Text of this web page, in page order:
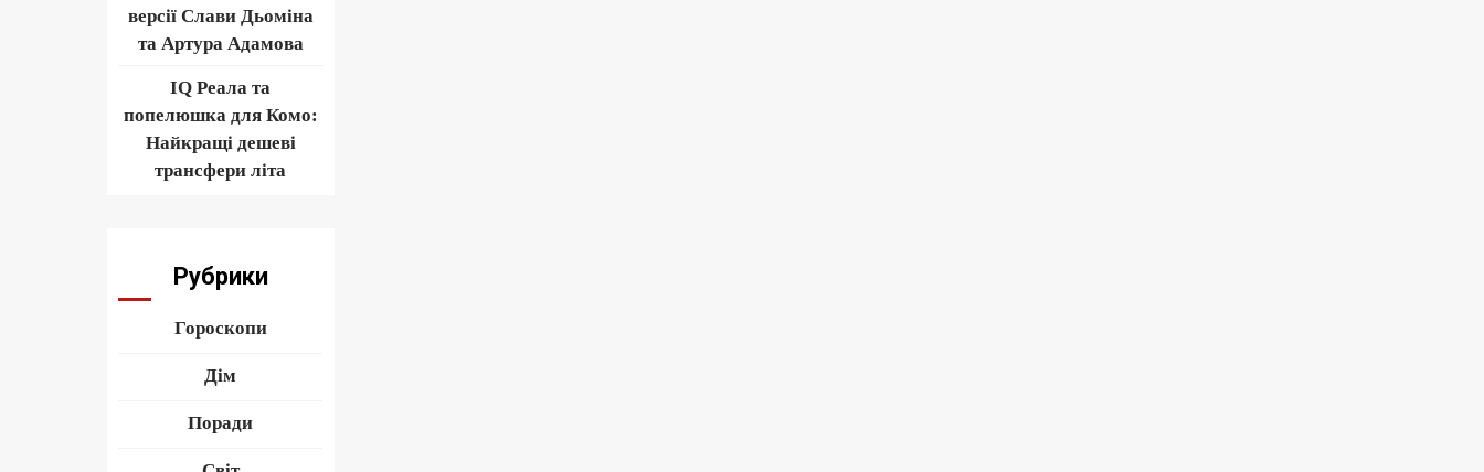
версії Слави Дьоміна
та Артура Адамова
IQ Реала та
попелюшка для Комо:
Найкращі дешеві
трансфери літа
Рубрики
Гороскопи
Дім
Поради